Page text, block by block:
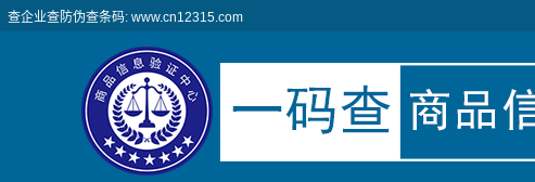
查企业查防伪查条码: www.cn12315.com